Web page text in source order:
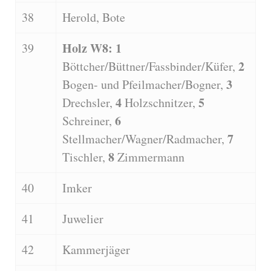
38
Herold, Bote
39
Holz W8: 1
Böttcher/Büttner/Fassbinder/Küfer, 2
Bogen- und Pfeilmacher/Bogner, 3
Drechsler, 4Holzschnitzer, 5
Schreiner, 6
Stellmacher/Wagner/Radmacher, 7
Tischler, 8Zimmermann
40
Imker
41
Juwelier
42
Kammerjäger